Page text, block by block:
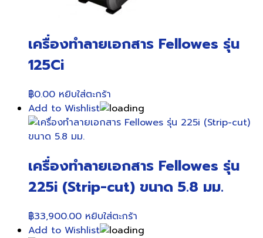
เครื่องทำลายเอกสาร Fellowes รุ่น
125Ci
฿0.00 หยิบใส่ตะกร้า
Add to Wishlist
เครื่องทำลายเอกสาร Fellowes รุ่น
225i (Strip-cut) ขนาด 5.8 มม.
฿33,900.00 หยิบใส่ตะกร้า
Add to Wishlist